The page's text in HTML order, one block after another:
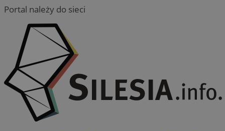
Portal należy do sieci